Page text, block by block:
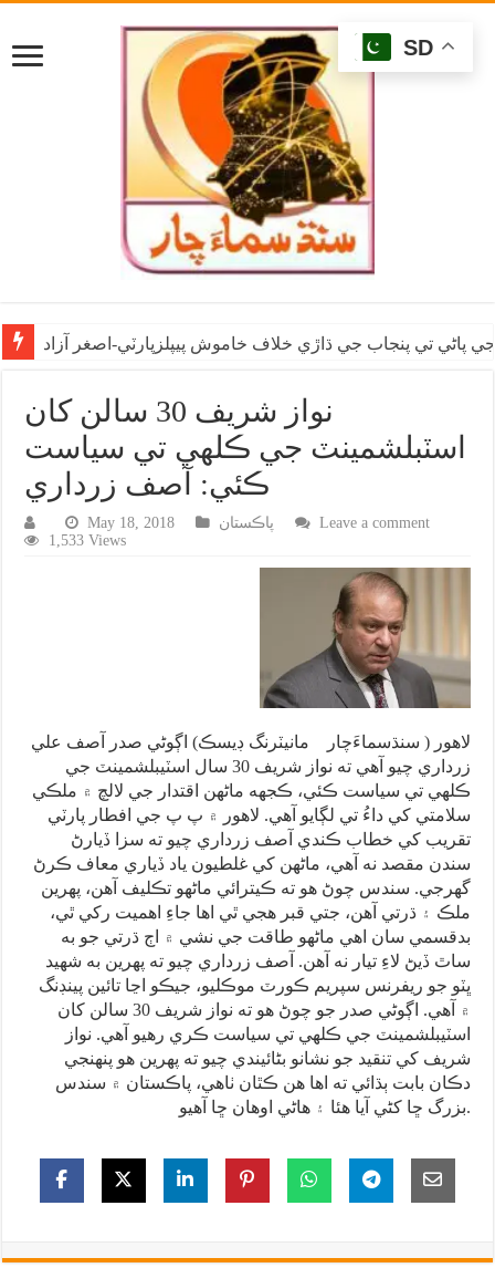
پاڻي تي پنجاب جي ڌاڙي خلاف خاموش پيپلزپارٽي-اصغر آزاد
نواز شريف 30 سالن کان
اسٽبلشمينٽ جي ڪلهي تي سياست
ڪئي: آصف زرداري
May 18, 2018 پاڪستان
Leave a comment
1,533 Views
لاهور ( سنڌسماءَچار مانيٽرنگ ڊيسڪ) اڳوڻي صدر آصف علي
زرداري چيو آهي ته نواز شريف 30 سال اسٽيبلشمينٽ جي
ڪلهي تي سياست ڪئي، ڪجهه ماڻهن اقتدار جي لالچ ۾ ملڪي
سلامتي کي داءُ تي لڳايو آهي. لاهور ۾ پ پ جي افطار پارٽي
تقريب کي خطاب ڪندي آصف زرداري چيو ته سزا ڏيارڻ
سندن مقصد نه آهي، ماڻهن کي غلطيون ياد ڏياري معاف ڪرڻ
گهرجي. سندس چوڻ هو ته ڪيترائي ماڻهو تڪليف آهن، پهرين
ملڪ ۽ ڌرتي آهن، جتي قبر هجي ٿي اها جاءِ اهميت رکي ٿي،
بدقسمي سان اهي ماڻهو طاقت جي نشي ۾ اڄ ڌرتي جو به
ساٿ ڏيڻ لاءِ تيار نه آهن. آصف زرداري چيو ته پهرين به شهيد
ڀٽو جو ريفرنس سپريم ڪورٽ موڪليو، جيڪو اڃا تائين پينڊنگ
۾ آهي. اڳوڻي صدر جو چوڻ هو ته نواز شريف 30 سالن کان
اسٽيبلشمينٽ جي ڪلهي تي سياست ڪري رهيو آهي. نواز
شريف کي تنقيد جو نشانو بڻائيندي چيو ته پهرين هو پنهنجي
دڪان بابت ٻڌائي ته اها هن ڪٿان ٺاهي، پاڪستان ۾ سندس
بزرگ ڇا کڻي آيا هئا ۽ هاڻي اوهان ڇا آهيو.
SD